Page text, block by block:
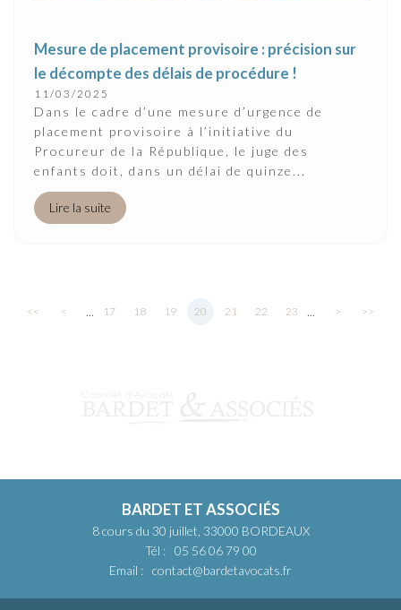
Mesure de placement provisoire : précision sur
le décompte des délais de procédure !
11/03/2025
Dans le cadre d’une mesure d’urgence de
placement provisoire à l’initiative du
Procureur de la République, le juge des
enfants doit, dans un délai de quinze...
Lire la suite
<< < ... 17 18 19 20 21 22 23 ... > >>
BARDET ET ASSOCIÉS
8 cours du 30 juillet, 33000 BORDEAUX
Tél : 05 56 06 79 00
Email : contact@bardetavocats.fr